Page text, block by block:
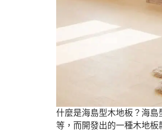
什麼是海島型木地板？海
等，而開發出的一種木地板